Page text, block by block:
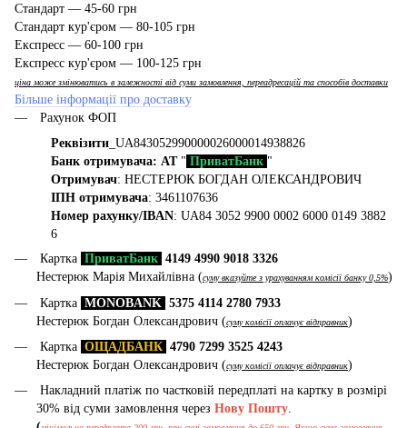
Стандарт — 45-60 грн
Стандарт кур'єром — 80-105 грн
Експресс — 60-100 грн
Експресс кур'єром — 100-125 грн
ціна може змінюватись в залежності від суми замовлення, переадресацій та способів доставки
Більше інформації про доставку
Рахунок ФОП
Реквізити _UA843052990000026000014938826
Банк отримувача: АТ" ПриватБанк "
Отримувач: НЕСТЕРЮК БОГДАН ОЛЕКСАНДРОВИЧ
ІПН отримувача: 3461107636
Номер рахунку/IBAN: UA84 3052 9900 0002 6000 0149 3882
6
Картка ПриватБанк 4149 4990 9018 3326
Нестерюк Марія Михайлівна (суму вказуйте з урахуванням комісії банку 0,5%)
Картка MONOBANK 5375 4114 2780 7933
Нестерюк Богдан Олександрович (суму комісії оплачує відправник)
Картка ОЩАДБАНК 4790 7299 3525 4243
Нестерюк Богдан Олександрович (суму комісії оплачує відправник)
Накладний платіж по частковій передплаті на картку в розмірі
30% від суми замовлення через Нову Пошту.